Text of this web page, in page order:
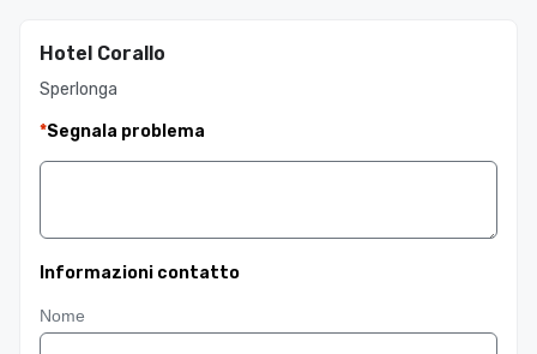
Hotel Corallo
Sperlonga
*Segnala problema
Informazioni contatto
Nome